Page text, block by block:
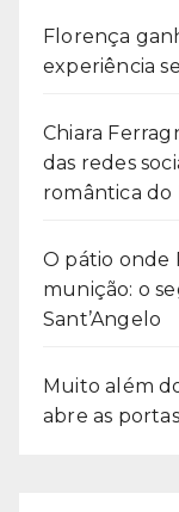
Florença
experiência
Chiara
das redes
romântica do
O pátio onde
munição: o
Sant’Angelo
Muito além
abre as